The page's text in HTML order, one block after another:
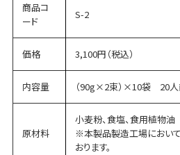
商品コ
ード
S-2
価格 3,100円（税込）
内容量 （90g×2束）×10袋 20人
原材料
小麦粉、食塩、食用植物油
※本製品製造工場におい
おります。